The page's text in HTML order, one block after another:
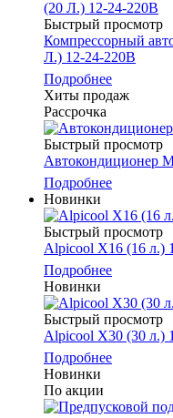
Быстрый просмотр
Компрессорный
Л.) 12-24-220В
Подробнее
Хиты продаж
Рассрочка
Быстрый просмотр
Подробнее
Новинки
Быстрый просмотр
Alpicool Х16 (16 л.)
Подробнее
Новинки
Быстрый просмотр
Alpicool Х30 (30 л.)
Подробнее
Новинки
По акции